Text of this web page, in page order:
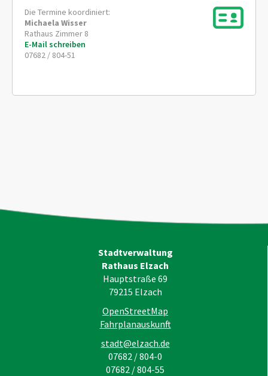
Die Termine koordiniert:
Michaela Wisser
Rathaus Zimmer 8
E-Mail schreiben
07682 / 804-51
Stadtverwaltung
Rathaus Elzach
Hauptstraße 69
79215 Elzach
OpenStreetMap
Fahrplanauskunft
stadt@elzach.de
07682 / 804-0
07682 / 804-55